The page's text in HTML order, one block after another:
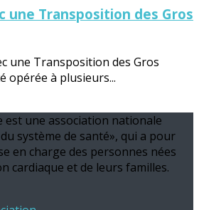
une Transposition des Gros
une Transposition des Gros
opérée à plusieurs...
est une association nationale
système de santé», qui a pour
en charge des personnes nées
cardiaque et de leurs familles.